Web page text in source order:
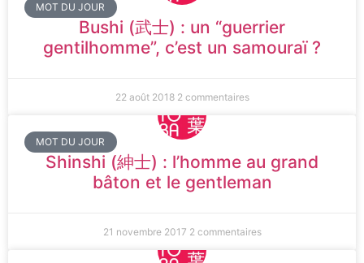
MOT DU JOUR
Bushi (武士) : un “guerrier
gentilhomme”, c’est un samouraï ?
22 août 2018 2 commentaires
MOT DU JOUR
Shinshi (紳士) : l’homme au grand
bâton et le gentleman
21 novembre 2017 2 commentaires